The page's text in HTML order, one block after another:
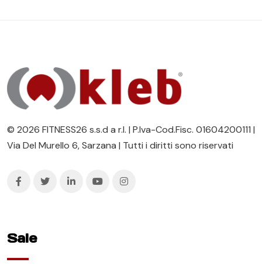
© 2026 FITNESS26 s.s.d a r.l. | P.Iva-Cod.Fisc. 01604200111 |
Via Del Murello 6, Sarzana | Tutti i diritti sono riservati
Sale